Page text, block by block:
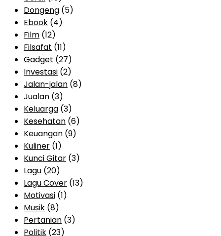
Dongeng (5)
Ebook (4)
Film (12)
Filsafat (11)
Gadget (27)
Investasi (2)
Jalan-jalan (8)
Jualan (3)
Keluarga (3)
Kesehatan (6)
Keuangan (9)
Kuliner (1)
Kunci Gitar (3)
Lagu (20)
Lagu Cover (13)
Motivasi (1)
Musik (8)
Pertanian (3)
Politik (23)